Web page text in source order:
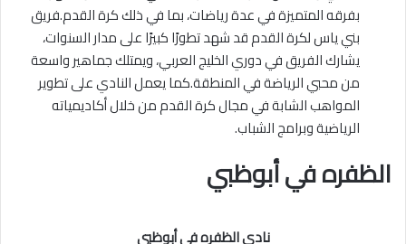
بفرقه المتميزة في عدة رياضات، بما في ذلك كرة القدم.فريق
بني ياس لكرة القدم قد شهد تطورًا كبيرًا على مدار السنوات،
يشارك الفريق في دوري الخليج العربي، ويمتلك جماهير واسعة
من محبي الرياضة في المنطقة.كما يعمل النادي على تطوير
المواهب الشابة في مجال كرة القدم من خلال أكاديمياته
الرياضية وبرامج الشباب.
الظفره في أبوظبي
نادي الظفره في أبوظبي